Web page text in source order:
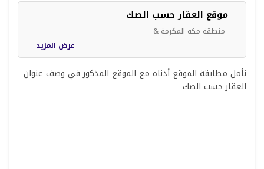
موقع العقار حسب الصك
منطقة مكة المكرمة &
عرض المزيد
نأمل مطابقة الموقع أدناه مع الموقع المذكور في وصف عنوان
العقار حسب الصك